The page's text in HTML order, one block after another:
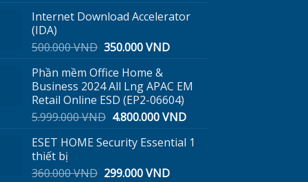
là:
tại
189.000 VND.
Internet Download Accelerator
(IDA)
500.000VND Giá
là:
500.000 VND.
350.000VNDGiá
là:
350.000 VND.
Phần mềm Office Home &
Business 2024 All Lng APAC EM
Retail Online ESD (EP2-06604)
5.999.000VND Giá
là:
4.800.000VNDGiá
tại
ESET HOME Security Essential 1
thiết bị
360.000VND Giá
299.000VNDGiá